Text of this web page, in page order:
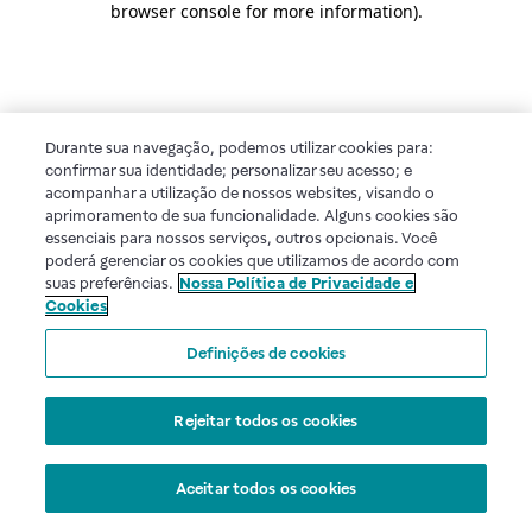
browser console for more information).
Durante sua navegação, podemos utilizar cookies para:
confirmar sua identidade; personalizar seu acesso; e
acompanhar a utilização de nossos websites, visando o
aprimoramento de sua funcionalidade. Alguns cookies são
essenciais para nossos serviços, outros opcionais. Você
poderá gerenciar os cookies que utilizamos de acordo com
suas preferências. Nossa Política de Privacidade e
Cookies
Definições de cookies
Rejeitar todos os cookies
Aceitar todos os cookies